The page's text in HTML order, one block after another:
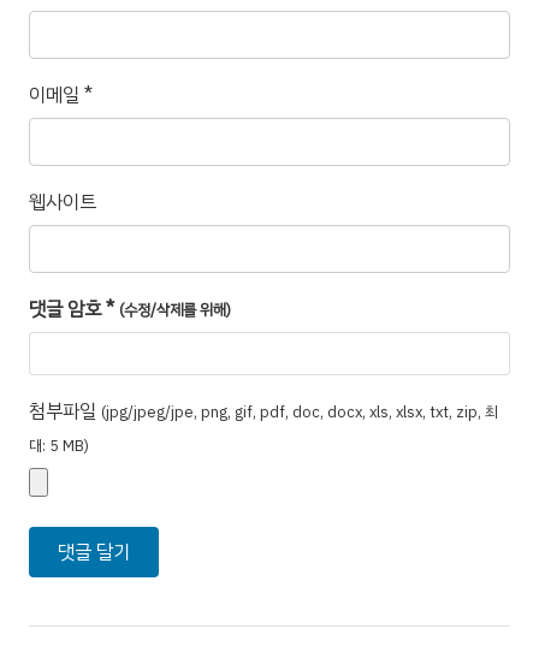
이메일 *
웹사이트
댓글 암호* (수정/삭제를 위해)
첨부파일 (jpg/jpeg/jpe, png, gif, pdf, doc, docx, xls, xlsx, txt, zip, 최
대: 5 MB)